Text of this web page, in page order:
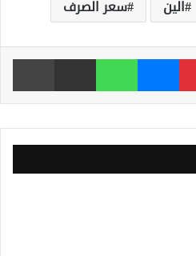
الين سعر الصرف
بينتيريست ماسنجر واتساب مشاركة عبر البريد